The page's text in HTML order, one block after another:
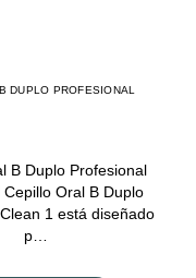
DUPLO PROFESIONAL
B Duplo Profesional
Cepillo Oral B Duplo
1 está diseñado
p…